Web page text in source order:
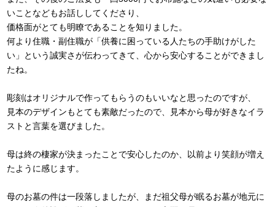
いことなどもお話ししてくださり、
価格面がとても明瞭であることを知りました。
何より住職・副住職が「供養に困っている人たちの手助けがした
い」という誠実さが伝わってきて、心から安心することができまし
たね。
彫刻はオリジナルで作ってもらうのもいいなと思ったのですが、
見本のデザインもとても素敵だったので、見本から母が好きなイラ
ストと言葉を選びました。
母は終の棲家が決まったことで安心したのか、以前より笑顔が増え
たように感じます。
母のお墓の件は一段落しましたが、まだ祖父母が眠るお墓が地元に